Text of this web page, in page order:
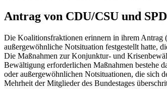
Antrag von CDU/CSU und SPD
Die Koalitionsfraktionen erinnern in ihrem Antrag (
außergewöhnliche Notsituation festgestellt hatte,
Die Maßnahmen zur Konjunktur- und
Bewältigung erforderlichen Maßnahmen bestehe
oder außergewöhnlichen Notsituationen, die sich
Mehrheit der Mitglieder des Bundestages